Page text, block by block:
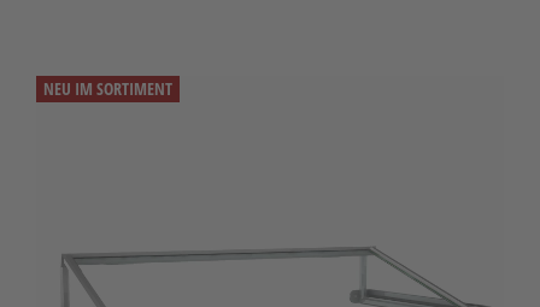
NEU IM SORTIMENT